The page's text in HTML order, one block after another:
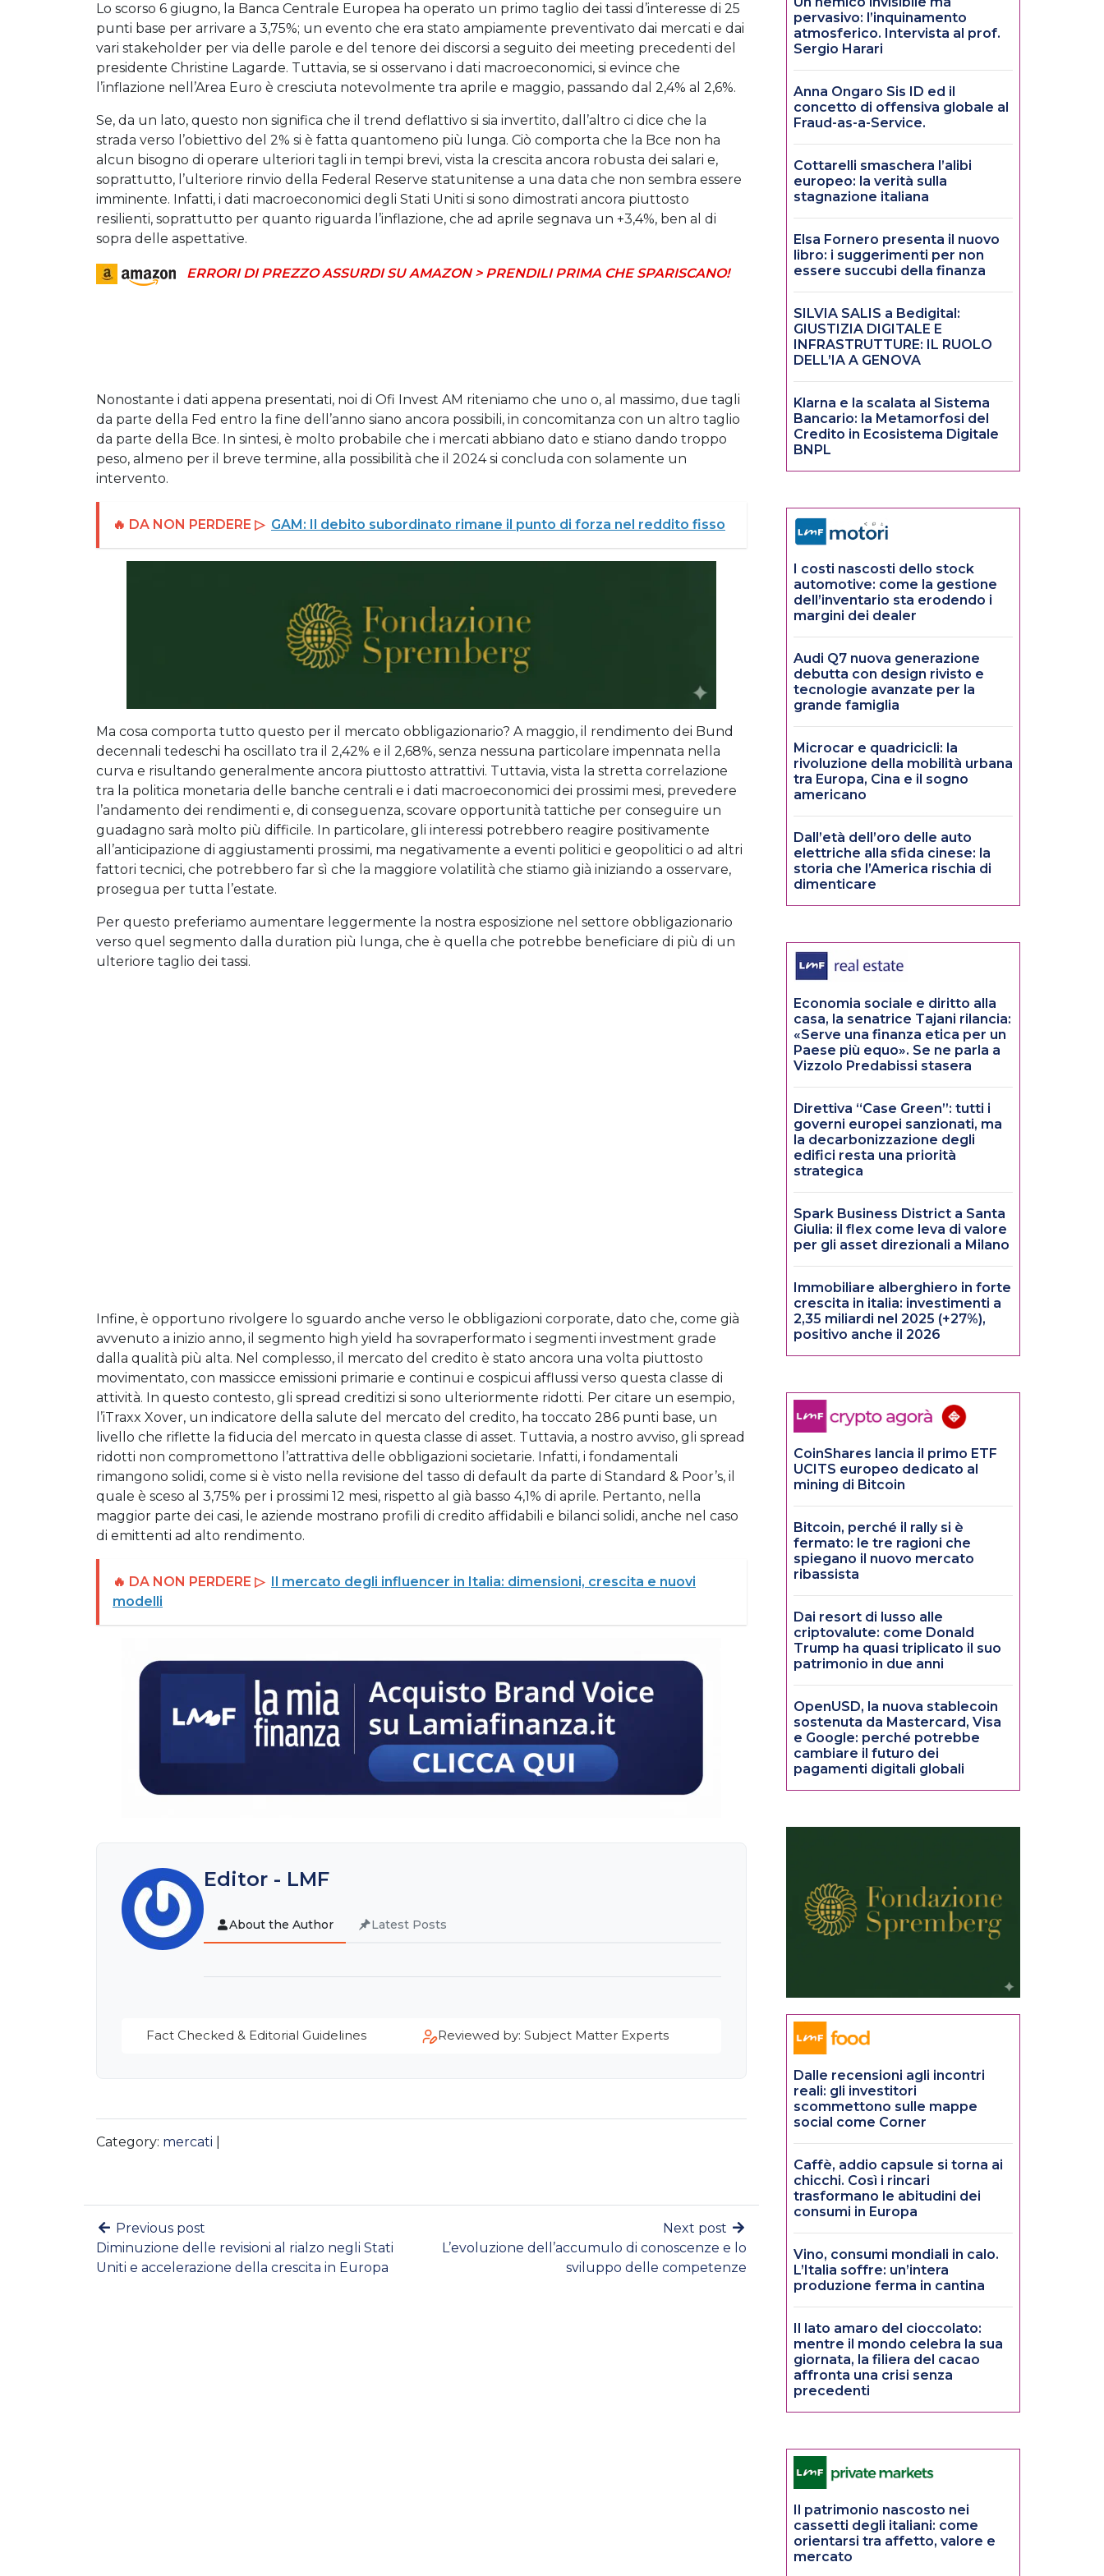
Lo scorso 6 giugno, la Banca Centrale Europea ha operato un primo taglio dei tassi d’interesse di 25
punti base per arrivare a 3,75%; un evento che era stato ampiamente preventivato dai mercati e dai
vari stakeholder per via delle parole e del tenore dei discorsi a seguito dei meeting precedenti del
presidente Christine Lagarde. Tuttavia, se si osservano i dati macroeconomici, si evince che
l’inflazione nell’Area Euro è cresciuta notevolmente tra aprile e maggio, passando dal 2,4% al 2,6%.
Se, da un lato, questo non significa che il trend deflattivo si sia invertito, dall’altro ci dice che la
strada verso l’obiettivo del 2% si è fatta quantomeno più lunga. Ciò comporta che la Bce non ha
alcun bisogno di operare ulteriori tagli in tempi brevi, vista la crescita ancora robusta dei salari e,
soprattutto, l’ulteriore rinvio della Federal Reserve statunitense a una data che non sembra essere
imminente. Infatti, i dati macroeconomici degli Stati Uniti si sono dimostrati ancora piuttosto
resilienti, soprattutto per quanto riguarda l’inflazione, che ad aprile segnava un +3,4%, ben al di
sopra delle aspettative.
ERRORI DI PREZZO ASSURDI SU AMAZON > PRENDILI PRIMA CHE SPARISCANO!
Nonostante i dati appena presentati, noi di Ofi Invest AM riteniamo che uno o, al massimo, due tagli
da parte della Fed entro la fine dell’anno siano ancora possibili, in concomitanza con un altro taglio
da parte della Bce. In sintesi, è molto probabile che i mercati abbiano dato e stiano dando troppo
peso, almeno per il breve termine, alla possibilità che il 2024 si concluda con solamente un
intervento.
🔥 DA NON PERDERE ▷ GAM: Il debito subordinato rimane il punto di forza nel reddito fisso
Ma cosa comporta tutto questo per il mercato obbligazionario? A maggio, il rendimento dei Bund
decennali tedeschi ha oscillato tra il 2,42% e il 2,68%, senza nessuna particolare impennata nella
curva e risultando generalmente ancora piuttosto attrattivi. Tuttavia, vista la stretta correlazione
tra la politica monetaria delle banche centrali e i dati macroeconomici dei prossimi mesi, prevedere
l’andamento dei rendimenti e, di conseguenza, scovare opportunità tattiche per conseguire un
guadagno sarà molto più difficile. In particolare, gli interessi potrebbero reagire positivamente
all’anticipazione di aggiustamenti prossimi, ma negativamente a eventi politici e geopolitici o ad altri
fattori tecnici, che potrebbero far sì che la maggiore volatilità che stiamo già iniziando a osservare,
prosegua per tutta l’estate.
Per questo preferiamo aumentare leggermente la nostra esposizione nel settore obbligazionario
verso quel segmento dalla duration più lunga, che è quella che potrebbe beneficiare di più di un
ulteriore taglio dei tassi.
Infine, è opportuno rivolgere lo sguardo anche verso le obbligazioni corporate, dato che, come già
avvenuto a inizio anno, il segmento high yield ha sovraperformato i segmenti investment grade
dalla qualità più alta. Nel complesso, il mercato del credito è stato ancora una volta piuttosto
movimentato, con massicce emissioni primarie e continui e cospicui afflussi verso questa classe di
attività. In questo contesto, gli spread creditizi si sono ulteriormente ridotti. Per citare un esempio,
l’iTraxx Xover, un indicatore della salute del mercato del credito, ha toccato 286 punti base, un
livello che riflette la fiducia del mercato in questa classe di asset. Tuttavia, a nostro avviso, gli spread
ridotti non compromettono l’attrattiva delle obbligazioni societarie. Infatti, i fondamentali
rimangono solidi, come si è visto nella revisione del tasso di default da parte di Standard & Poor’s, il
quale è sceso al 3,75% per i prossimi 12 mesi, rispetto al già basso 4,1% di aprile. Pertanto, nella
maggior parte dei casi, le aziende mostrano profili di credito affidabili e bilanci solidi, anche nel caso
di emittenti ad alto rendimento.
🔥 DA NON PERDERE ▷ Il mercato degli influencer in Italia: dimensioni, crescita e nuovi
modelli
Editor - LMF
About the Author Latest Posts
Fact Checked & Editorial Guidelines Reviewed by: Subject Matter Experts
Category: mercati
Previous post
Diminuzione delle revisioni al rialzo negli Stati
Uniti e accelerazione della crescita in Europa
Next post
L’evoluzione dell’accumulo di conoscenze e lo
sviluppo delle competenze
pervasivo: l’inquinamento
atmosferico. Intervista al prof.
Sergio Harari
Anna Ongaro Sis ID ed il
concetto di offensiva globale al
Fraud-as-a-Service.
Cottarelli smaschera l’alibi
europeo: la verità sulla
stagnazione italiana
Elsa Fornero presenta il nuovo
libro: i suggerimenti per non
essere succubi della finanza
SILVIA SALIS a Bedigital:
GIUSTIZIA DIGITALE E
INFRASTRUTTURE: IL RUOLO
DELL’IA A GENOVA
Klarna e la scalata al Sistema
Bancario: la Metamorfosi del
Credito in Ecosistema Digitale
BNPL
I costi nascosti dello stock
automotive: come la gestione
dell’inventario sta erodendo i
margini dei dealer
Audi Q7 nuova generazione
debutta con design rivisto e
tecnologie avanzate per la
grande famiglia
Microcar e quadricicli: la
rivoluzione della mobilità urbana
tra Europa, Cina e il sogno
americano
Dall’età dell’oro delle auto
elettriche alla sfida cinese: la
storia che l’America rischia di
dimenticare
Economia sociale e diritto alla
casa, la senatrice Tajani rilancia:
«Serve una finanza etica per un
Paese più equo». Se ne parla a
Vizzolo Predabissi stasera
Direttiva “Case Green”: tutti i
governi europei sanzionati, ma
la decarbonizzazione degli
edifici resta una priorità
strategica
Spark Business District a Santa
Giulia: il flex come leva di valore
per gli asset direzionali a Milano
Immobiliare alberghiero in forte
crescita in italia: investimenti a
2,35 miliardi nel 2025 (+27%),
positivo anche il 2026
CoinShares lancia il primo ETF
UCITS europeo dedicato al
mining di Bitcoin
Bitcoin, perché il rally si è
fermato: le tre ragioni che
spiegano il nuovo mercato
ribassista
Dai resort di lusso alle
criptovalute: come Donald
Trump ha quasi triplicato il suo
patrimonio in due anni
OpenUSD, la nuova stablecoin
sostenuta da Mastercard, Visa
e Google: perché potrebbe
cambiare il futuro dei
pagamenti digitali globali
Dalle recensioni agli incontri
reali: gli investitori
scommettono sulle mappe
social come Corner
Caffè, addio capsule si torna ai
chicchi. Così i rincari
trasformano le abitudini dei
consumi in Europa
Vino, consumi mondiali in calo.
L’Italia soffre: un’intera
produzione ferma in cantina
Il lato amaro del cioccolato:
mentre il mondo celebra la sua
giornata, la filiera del cacao
affronta una crisi senza
precedenti
Il patrimonio nascosto nei
cassetti degli italiani: come
orientarsi tra affetto, valore e
mercato